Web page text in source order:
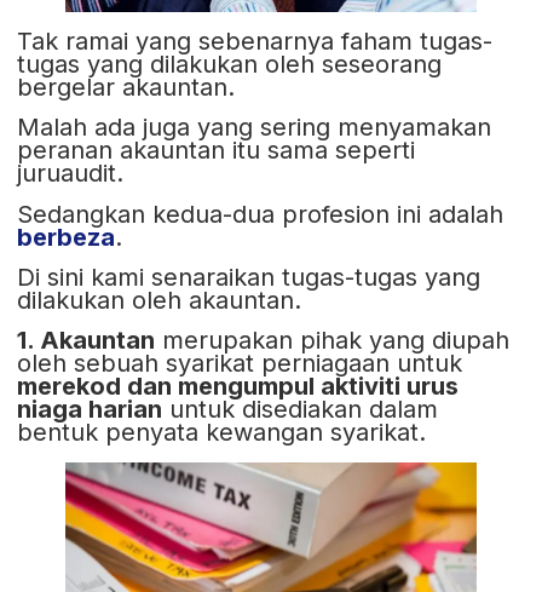
Tak ramai yang sebenarnya faham tugas-
tugas yang dilakukan oleh seseorang
bergelar akauntan.
Malah ada juga yang sering menyamakan
peranan akauntan itu sama seperti
juruaudit.
Sedangkan kedua-dua profesion ini adalah
berbeza.
Di sini kami senaraikan tugas-tugas yang
dilakukan oleh akauntan.
1. Akauntan merupakan pihak yang diupah
oleh sebuah syarikat perniagaan untuk
merekod dan mengumpul aktiviti urus
niaga harian untuk disediakan dalam
bentuk penyata kewangan syarikat.